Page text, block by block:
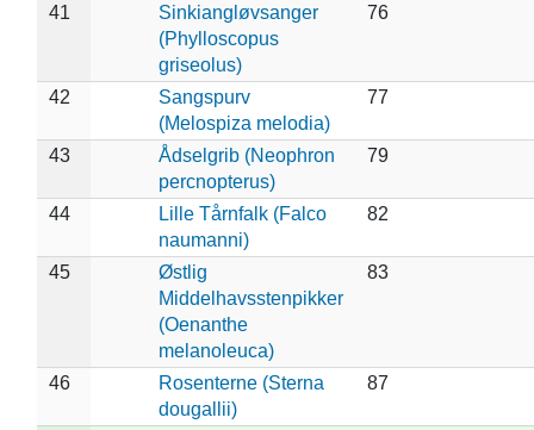
41
Sinkiangløvsanger
(Phylloscopus
griseolus)
76
42
Sangspurv
(Melospiza melodia)
77
43
Ådselgrib (Neophron
percnopterus)
79
44
Lille Tårnfalk (Falco
naumanni)
82
45
Østlig
Middelhavsstenpikker
(Oenanthe
melanoleuca)
83
46
Rosenterne (Sterna
dougallii)
87